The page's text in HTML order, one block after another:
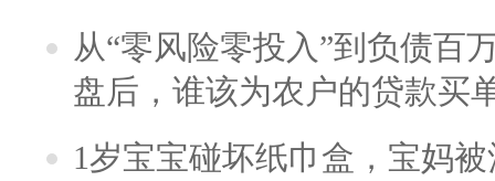
从“零风险零投入”到负债百
盘后，谁该为农户的贷款买
1岁宝宝碰坏纸巾盒，宝妈